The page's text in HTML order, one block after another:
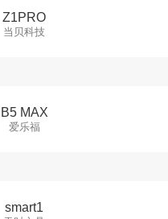
Z1PRO
当贝科技
B5 MAX
爱乐福
smart1